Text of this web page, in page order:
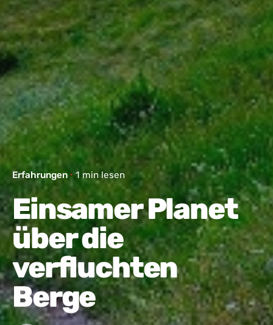
Erfahrungen 1 min lesen
Einsamer Planet
über die
verfluchten
Berge